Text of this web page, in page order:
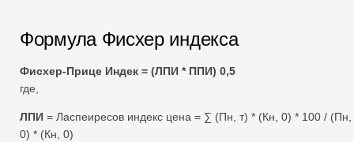
Формула Фисхер индекса
Фисхер-Прице Индек = (ЛПИ * ППИ) 0,5
где,
ЛПИ = Ласпеиресов индекс цена = ∑ (Пн, т) * (Кн, 0) * 100 / (Пн,
0) * (Кн, 0)